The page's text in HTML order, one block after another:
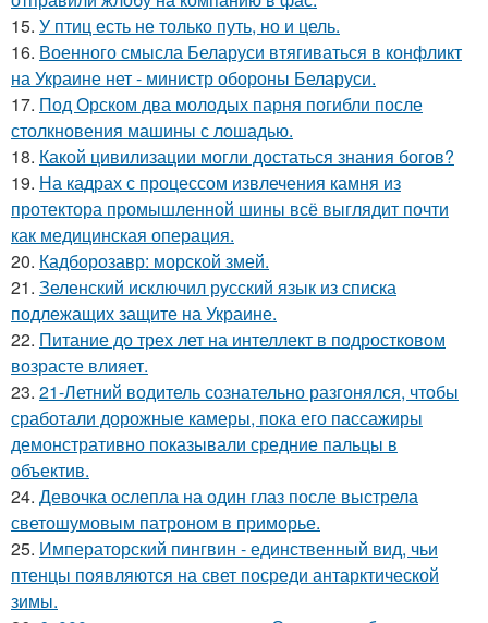
15. У птиц есть не только путь, но и цель.
16. Военного смысла Беларуси втягиваться в конфликт
на Украине нет - министр обороны Беларуси.
17. Под Орском два молодых парня погибли после
столкновения машины с лошадью.
18. Какой цивилизации могли достаться знания богов?
19. На кадрах с процессом извлечения камня из
протектора промышленной шины всё выглядит почти
как медицинская операция.
20. Кадборозавр: морской змей.
21. Зеленский исключил русский язык из списка
подлежащих защите на Украине.
22. Питание до трех лет на интеллект в подростковом
возрасте влияет.
23. 21-Летний водитель сознательно разгонялся, чтобы
сработали дорожные камеры, пока его пассажиры
демонстративно показывали средние пальцы в
объектив.
24. Девочка ослепла на один глаз после выстрела
светошумовым патроном в приморье.
25. Императорский пингвин - единственный вид, чьи
птенцы появляются на свет посреди антарктической
зимы.